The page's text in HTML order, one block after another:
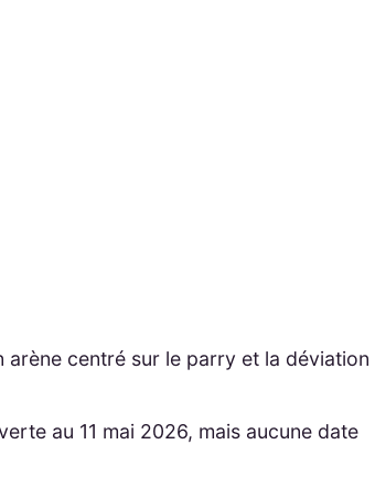
arène centré sur le parry et la déviation
au 11 mai 2026, mais aucune date